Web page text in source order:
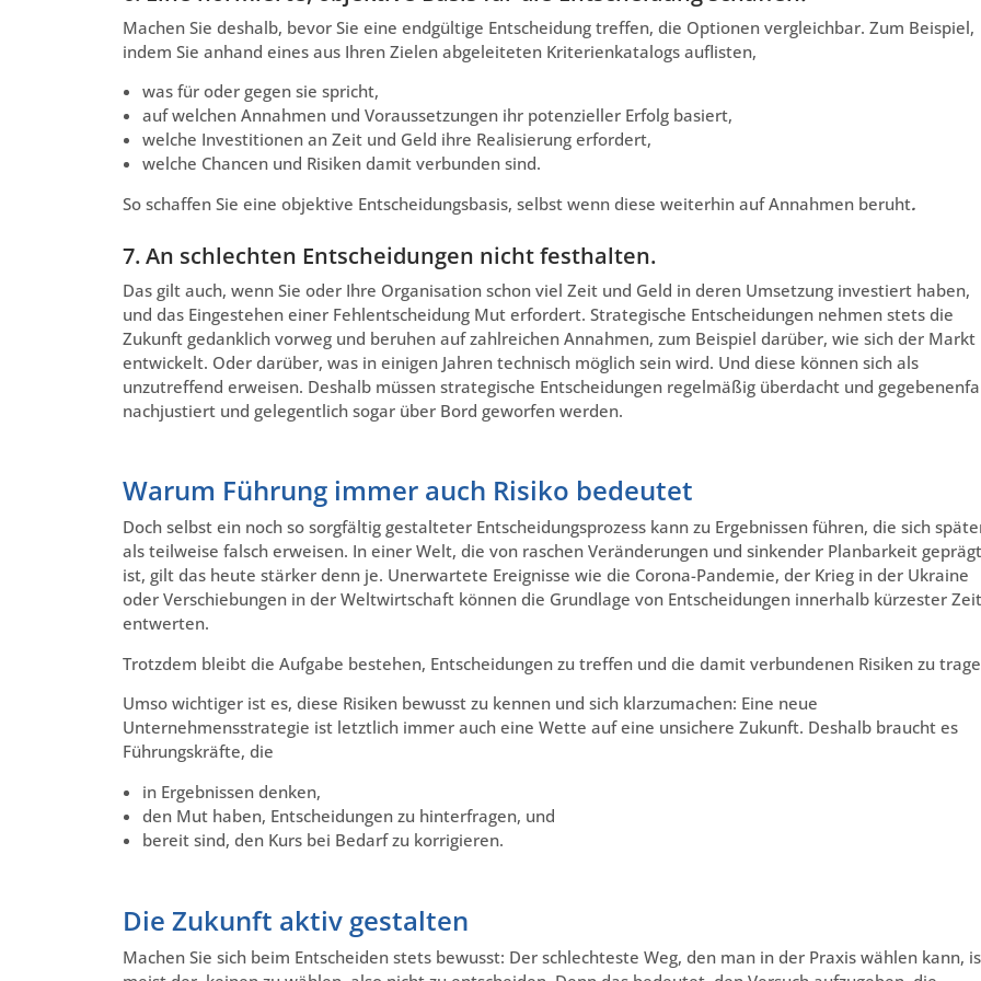
Machen Sie deshalb, bevor Sie eine endgültige Entscheidung treffen, die Optionen vergleichbar. Zum Beispiel,
indem Sie anhand eines aus Ihren Zielen abgeleiteten Kriterienkatalogs auflisten,
was für oder gegen sie spricht,
auf welchen Annahmen und Voraussetzungen ihr potenzieller Erfolg basiert,
welche Investitionen an Zeit und Geld ihre Realisierung erfordert,
welche Chancen und Risiken damit verbunden sind.
So schaffen Sie eine objektive Entscheidungsbasis, selbst wenn diese weiterhin auf Annahmen beruht.
7. An schlechten Entscheidungen nicht festhalten.
Das gilt auch, wenn Sie oder Ihre Organisation schon viel Zeit und Geld in deren Umsetzung investiert haben,
und das Eingestehen einer Fehlentscheidung Mut erfordert. Strategische Entscheidungen nehmen stets die
Zukunft gedanklich vorweg und beruhen auf zahlreichen Annahmen, zum Beispiel darüber, wie sich der Markt
entwickelt. Oder darüber, was in einigen Jahren technisch möglich sein wird. Und diese können sich als
unzutreffend erweisen. Deshalb müssen strategische Entscheidungen regelmäßig überdacht und
nachjustiert und gelegentlich sogar über Bord geworfen werden.
Warum Führung immer auch Risiko bedeutet
Doch selbst ein noch so sorgfältig gestalteter Entscheidungsprozess kann zu Ergebnissen führen, die sich
als teilweise falsch erweisen. In einer Welt, die von raschen Veränderungen und sinkender Planbarkeit geprägt
ist, gilt das heute stärker denn je. Unerwartete Ereignisse wie die Corona-Pandemie, der Krieg in der Ukraine
oder Verschiebungen in der Weltwirtschaft können die Grundlage von Entscheidungen innerhalb kürzester Zeit
entwerten.
Trotzdem bleibt die Aufgabe bestehen, Entscheidungen zu treffen und die damit verbundenen Risiken zu
Umso wichtiger ist es, diese Risiken bewusst zu kennen und sich klarzumachen: Eine neue
Unternehmensstrategie ist letztlich immer auch eine Wette auf eine unsichere Zukunft. Deshalb braucht es
Führungskräfte, die
in Ergebnissen denken,
den Mut haben, Entscheidungen zu hinterfragen, und
bereit sind, den Kurs bei Bedarf zu korrigieren.
Die Zukunft aktiv gestalten
Machen Sie sich beim Entscheiden stets bewusst: Der schlechteste Weg, den man in der Praxis wählen kann,